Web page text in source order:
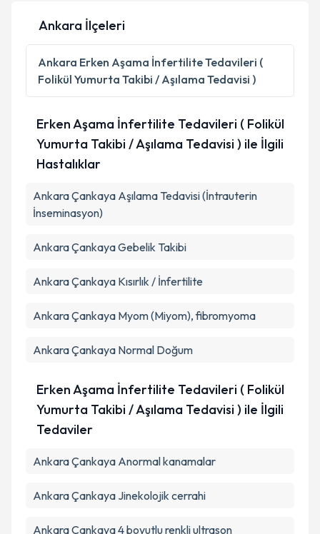
Kişisel verilerimin işlenmesine ilişkin
Aydınlatma
Metni'ni okudum ve kişisel verilerimin belirtilen
kapsamda işlenmesini kabul ediyorum.
Takvim Talebini Gönder
Ankara İlçeleri
Ankara Erken Aşama İnfertilite Tedavileri (
Folikül Yumurta Takibi / Aşılama Tedavisi )
Erken Aşama İnfertilite Tedavileri ( Folikül
Yumurta Takibi / Aşılama Tedavisi ) ile İlgili
Hastalıklar
Ankara Çankaya Aşılama Tedavisi (İntrauterin
İnseminasyon)
Ankara Çankaya Gebelik Takibi
Ankara Çankaya Kısırlık / İnfertilite
Ankara Çankaya Myom (Miyom), fibromyoma
Ankara Çankaya Normal Doğum
Erken Aşama İnfertilite Tedavileri ( Folikül
Yumurta Takibi / Aşılama Tedavisi ) ile İlgili
Tedaviler
Ankara Çankaya Anormal kanamalar
Ankara Çankaya Jinekolojik cerrahi
Ankara Çankaya 4 boyutlu renkli ultrason